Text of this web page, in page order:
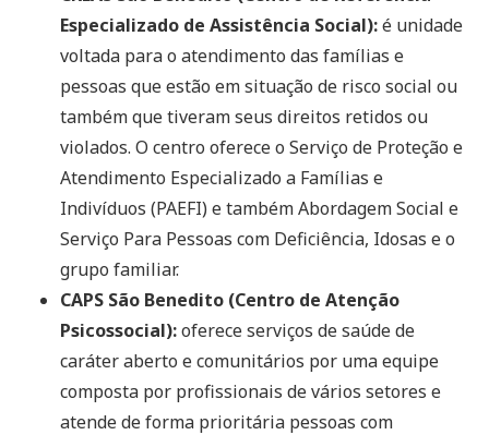
Especializado de Assistência Social):é unidade
voltada para o atendimento das famílias e
pessoas que estão em situação de risco social ou
também que tiveram seus direitos retidos ou
violados. O centro oferece o Serviço de Proteção e
Atendimento Especializado a Famílias e
Indivíduos (PAEFI) e também Abordagem Social e
Serviço Para Pessoas com Deficiência, Idosas e o
grupo familiar.
CAPS São Benedito (Centro de Atenção
Psicossocial):oferece serviços de saúde de
caráter aberto e comunitários por uma equipe
composta por profissionais de vários setores e
atende de forma prioritária pessoas com